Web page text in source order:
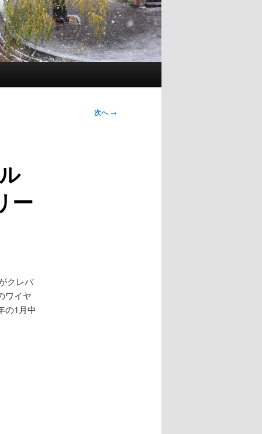
次へ→
ー
クレバ
ワイヤ
の1月中